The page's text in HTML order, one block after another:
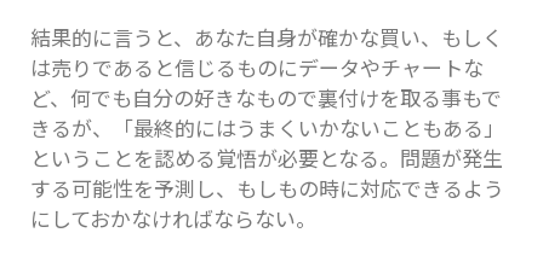
結果的に言うと、あなた自身が確かな買い、もしく
は売りであると信じるものにデータやチャートな
ど、何でも自分の好きなもので裏付けを取る事もで
きるが、「最終的にはうまくいかないこともある」
ということを認める覚悟が必要となる。問題が発生
する可能性を予測し、もしもの時に対応できるよう
にしておかなければならない。